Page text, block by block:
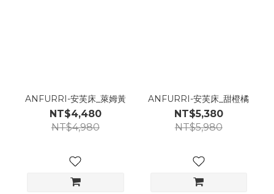
ANFURRI-安芙床_萊姆黃
NT$4,480
NT$4,980
ANFURRI-安芙床_甜橙橘
NT$5,380
NT$5,980